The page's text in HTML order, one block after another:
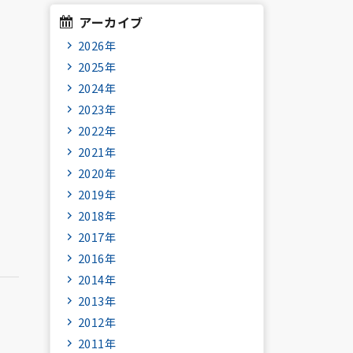
アーカイブ
2026年
2025年
2024年
2023年
2022年
2021年
2020年
2019年
2018年
2017年
2016年
2014年
2013年
2012年
2011年